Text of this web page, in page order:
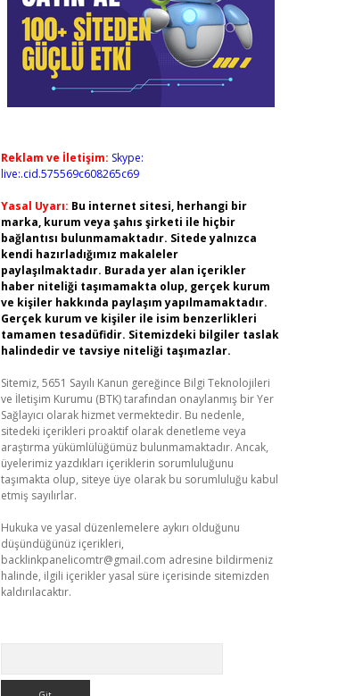
Reklam ve İletişim: Skype:
live:.cid.575569c608265c69
Yasal Uyarı: Bu internet sitesi, herhangi bir
marka, kurum veya şahıs şirketi ile hiçbir
bağlantısı bulunmamaktadır. Sitede yalnızca
kendi hazırladığımız makaleler
paylaşılmaktadır. Burada yer alan içerikler
haber niteliği taşımamakta olup, gerçek kurum
ve kişiler hakkında paylaşım yapılmamaktadır.
Gerçek kurum ve kişiler ile isim benzerlikleri
tamamen tesadüfidir. Sitemizdeki bilgiler taslak
halindedir ve tavsiye niteliği taşımazlar.
Sitemiz, 5651 Sayılı Kanun gereğince Bilgi Teknolojileri
ve İletişim Kurumu (BTK) tarafından onaylanmış bir Yer
Sağlayıcı olarak hizmet vermektedir. Bu nedenle,
sitedeki içerikleri proaktif olarak denetleme veya
araştırma yükümlülüğümüz bulunmamaktadır. Ancak,
üyelerimiz yazdıkları içeriklerin sorumluluğunu
taşımakta olup, siteye üye olarak bu sorumluluğu kabul
etmiş sayılırlar.
Hukuka ve yasal düzenlemelere aykırı olduğunu
düşündüğünüz içerikleri,
backlinkpanelicomtr@gmail.com adresine bildirmeniz
halinde, ilgili içerikler yasal süre içerisinde sitemizden
kaldırılacaktır.